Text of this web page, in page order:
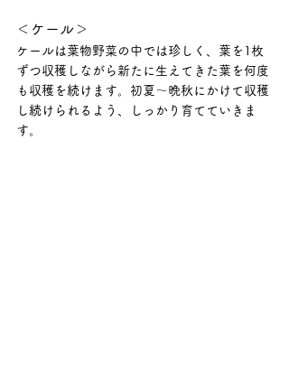
＜ケール＞
ケールは葉物野菜の中では珍しく、葉を1枚
ずつ収穫しながら新たに生えてきた葉を何度
も収穫を続けます。初夏～晩秋にかけて収穫
し続けられるよう、しっかり育てていきま
す。